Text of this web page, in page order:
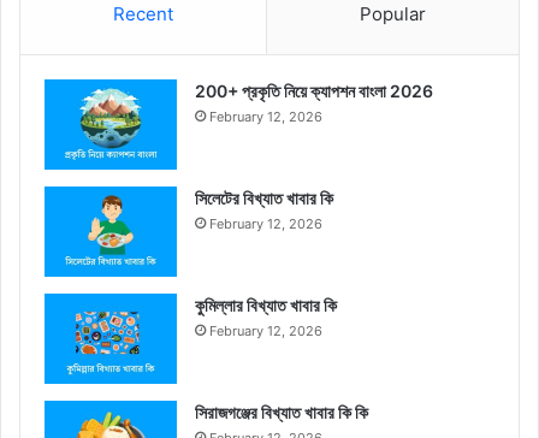
Recent Popular
200+ প্রকৃতি নিয়ে ক্যাপশন বাংলা 2026
February 12, 2026
সিলেটের বিখ্যাত খাবার কি
February 12, 2026
কুমিল্লার বিখ্যাত খাবার কি
February 12, 2026
সিরাজগঞ্জের বিখ্যাত খাবার কি কি